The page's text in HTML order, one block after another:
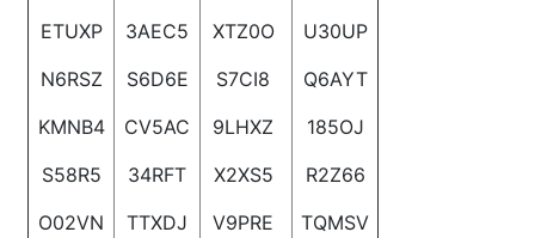
ETUXP
N6RSZ
KMNB4
S58R5
O02VN
3AEC5
S6D6E
CV5AC
34RFT
TTXDJ
XTZ0O
S7CI8
9LHXZ
X2XS5
V9PRE
U30UP
Q6AYT
185OJ
R2Z66
TQMSV